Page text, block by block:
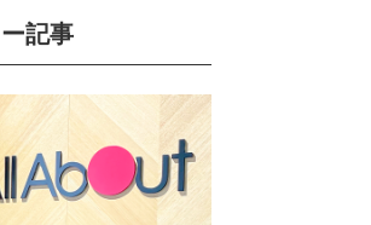
記事